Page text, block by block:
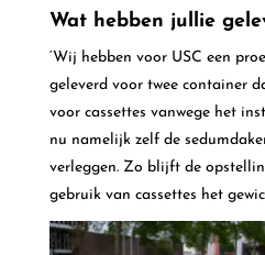
Wat hebben jullie
‘Wij hebben voor USC een
geleverd voor twee container
voor cassettes vanwege het
nu namelijk zelf de
verleggen. Zo blijft de
gebruik van cassettes het